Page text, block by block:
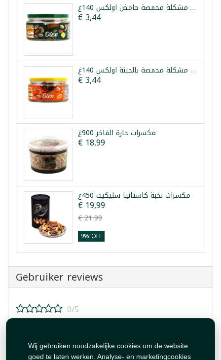
Wij gebruiken noodzakelijke cookies om de website
goed te laten werken. Analyse- en marketingcookies
مكسرات مشكلة محمصة حامض اولكس 140غ
€ 3,44
مكسرات مشكلة محمصة بالجبنة اولكس 140غ
€ 3,44
مكسرات حارة الفاخر 900غ
€ 18,99
مكسرات نخبة كاستانيا سليكيت 450غ
€ 19,99
€ 21,99
9% OFF
Gebruiker reviews
0/5